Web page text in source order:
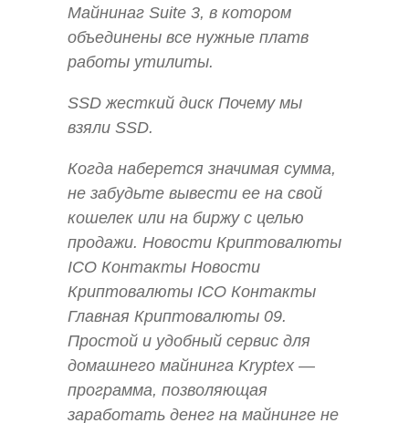
Майнинаг Suite 3, в котором
объединены все нужные платв
работы утилиты.
SSD жесткий диск Почему мы
взяли SSD.
Когда наберется значимая сумма,
не забудьте вывести ее на свой
кошелек или на биржу с целью
продажи. Новости Криптовалюты
ICO Контакты Новости
Криптовалюты ICO Контакты
Главная Криптовалюты 09.
Простой и удобный сервис для
домашнего майнинга Kryptex —
программа, позволяющая
заработать денег на майнинге не